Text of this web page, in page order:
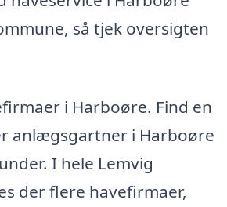
så tjek oversigten
i Harboøre. Find en
anlægsgartner i Harboøre
I hele Lemvig
der flere havefirmaer,